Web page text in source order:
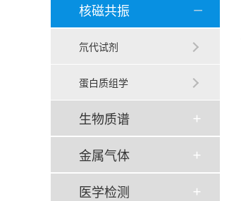
核磁共振
氘代试剂
蛋白质组学
生物质谱
金属气体
医学检测